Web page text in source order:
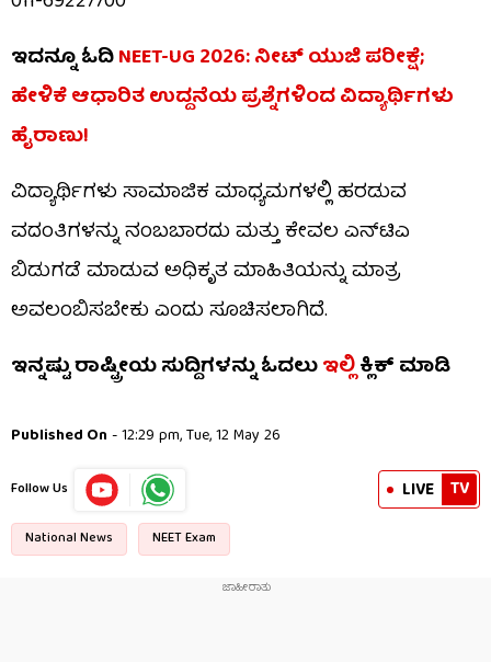
ಇದನ್ನೂ ಓದಿNEET-UG 2026: ನೀಟ್ ಯುಜಿ ಪರೀಕ್ಷೆ;
ಹೇಳಿಕೆ ಆಧಾರಿತ ಉದ್ದನೆಯ ಪ್ರಶ್ನೆಗಳಿಂದ ವಿದ್ಯಾರ್ಥಿಗಳು
ಹೈರಾಣು!
ವಿದ್ಯಾರ್ಥಿಗಳು ಸಾಮಾಜಿಕ ಮಾಧ್ಯಮಗಳಲ್ಲಿ ಹರಡುವ
ವದಂತಿಗಳನ್ನು ನಂಬಬಾರದು ಮತ್ತು ಕೇವಲ ಎನ್‌ಟಿಎ
ಬಿಡುಗಡೆ ಮಾಡುವ ಅಧಿಕೃತ ಮಾಹಿತಿಯನ್ನು ಮಾತ್ರ
ಅವಲಂಬಿಸಬೇಕು ಎಂದು ಸೂಚಿಸಲಾಗಿದೆ.
ಇನ್ನಷ್ಟು ರಾಷ್ಟ್ರೀಯ ಸುದ್ದಿಗಳನ್ನು ಓದಲುಇಲ್ಲಿಕ್ಲಿಕ್ ಮಾಡಿ
Published On - 12:29 pm, Tue, 12 May 26
Follow Us LIVE TV
National News NEET Exam